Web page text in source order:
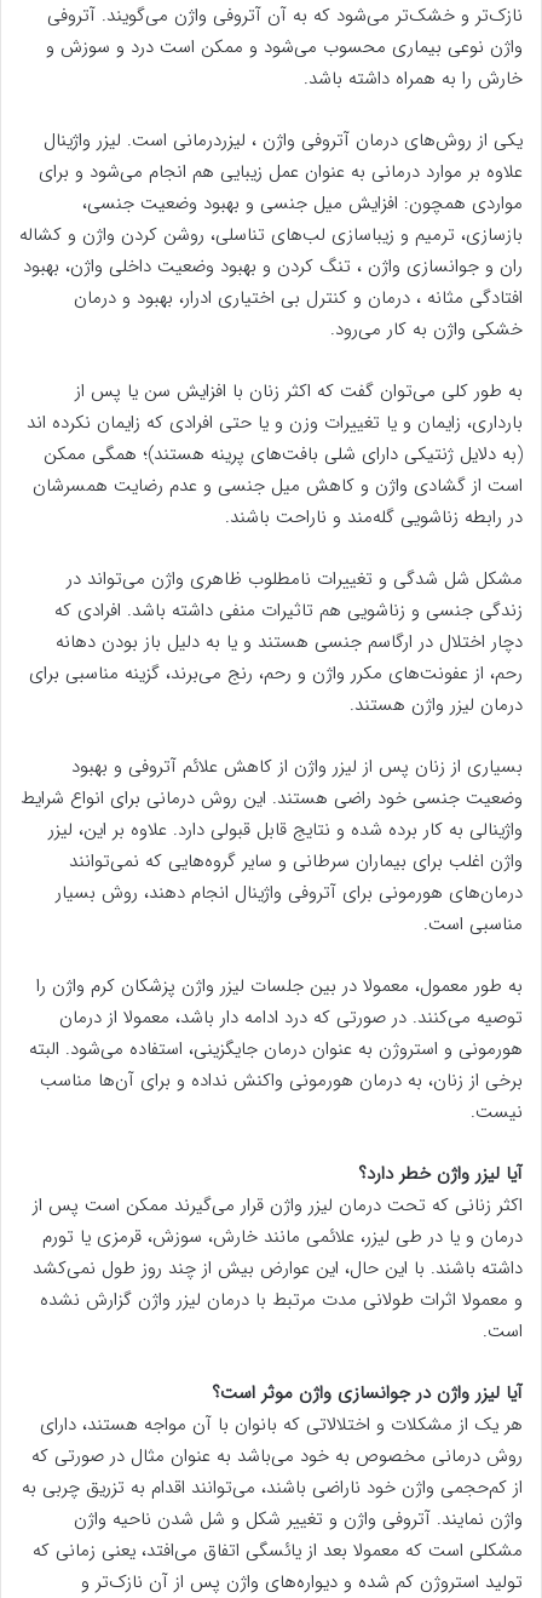
نازک‌تر و خشک‌تر می‌شود که به آن آتروفی واژن می‌گویند. آتروفی
واژن نوعی بیماری محسوب می‌شود و ممکن است درد و سوزش و
خارش را به همراه داشته باشد.
یکی از روش‌های درمان آتروفی واژن ، لیزردرمانی است. لیزر واژینال
علاوه بر موارد درمانی به عنوان عمل زیبایی هم انجام می‌شود و برای
مواردی همچون: افزایش میل جنسی و بهبود وضعیت جنسی،
بازسازی، ترمیم و زیباسازی لب‌های تناسلی، روشن کردن واژن و کشاله
ران و جوانسازی واژن ، تنگ کردن و بهبود وضعیت داخلی واژن، بهبود
افتادگی مثانه ، درمان و کنترل بی اختیاری ادرار، بهبود و درمان
خشکی واژن به کار می‌رود.
به طور کلی می‌توان گفت که اکثر زنان با افزایش سن یا پس از
بارداری، زایمان و یا تغییرات وزن و یا حتی افرادی که زایمان نکرده اند
(به دلایل ژنتیکی دارای شلی بافت‌های پرینه هستند)؛ همگی ممکن
است از گشادی واژن و کاهش میل جنسی و عدم رضایت همسرشان
در رابطه زناشویی گله‌مند و ناراحت باشند.
مشکل شل شدگی و تغییرات نامطلوب ظاهری واژن می‌تواند در
زندگی جنسی و زناشویی هم تاثیرات منفی داشته باشد. افرادی که
دچار اختلال در ارگاسم جنسی هستند و یا به دلیل باز بودن دهانه
رحم، از عفونت‌های مکرر واژن و رحم، رنج می‌برند، گزینه مناسبی برای
درمان لیزر واژن هستند.
بسیاری از زنان پس از لیزر واژن از کاهش علائم آتروفی و بهبود
وضعیت جنسی خود راضی هستند. این روش درمانی برای انواع شرایط
واژینالی به کار برده شده و نتایج قابل قبولی دارد. علاوه بر این، لیزر
واژن اغلب برای بیماران سرطانی و سایر گروه‌هایی که نمی‌توانند
درمان‌های هورمونی برای آتروفی واژینال انجام دهند، روش بسیار
مناسبی است.
به طور معمول، معمولا در بین جلسات لیزر واژن پزشکان کرم واژن را
توصیه می‌کنند. در صورتی که درد ادامه دار باشد، معمولا از درمان
هورمونی و استروژن به عنوان درمان جایگزینی، استفاده می‌شود. البته
برخی از زنان، به درمان هورمونی واکنش نداده و برای آن‌ها مناسب
نیست.
آیا لیزر واژن خطر دارد؟
اکثر زنانی که تحت درمان لیزر واژن قرار می‌گیرند ممکن است پس از
درمان و یا در طی لیزر، علائمی مانند خارش، سوزش، قرمزی یا تورم
داشته باشند. با این حال، این عوارض بیش از چند روز طول نمی‌کشد
و معمولا اثرات طولانی مدت مرتبط با درمان لیزر واژن گزارش نشده
است.
آیا لیزر واژن در جوانسازی واژن موثر است؟
هر یک از مشکلات و اختلالاتی که بانوان با آن مواجه هستند، دارای
روش درمانی مخصوص به خود می‌باشد به عنوان مثال در صورتی که
از کم‌حجمی واژن خود ناراضی باشند، می‌توانند اقدام به تزریق چربی به
واژن نمایند. آتروفی واژن و تغییر شکل و شل شدن ناحیه واژن
مشکلی است که معمولا بعد از یائسگی اتفاق می‌افتد، یعنی زمانی که
تولید استروژن کم شده و دیواره‌های واژن پس از آن نازک‌تر و